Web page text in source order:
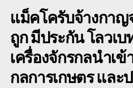
แม็คโครับจ้างกา
ถูก มีประกัน โลวเ
เครื่องจักรกลนำเข้
กลการเกษตร และ